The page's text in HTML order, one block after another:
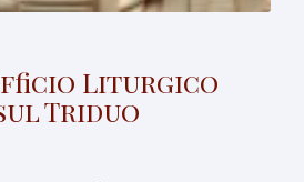
Liturgico
Triduo